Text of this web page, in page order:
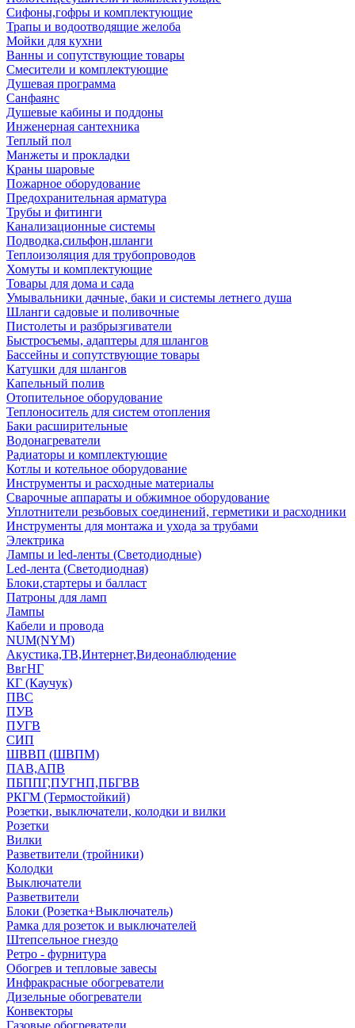
Сифоны,гофры и комплектующие
Трапы и водоотводящие желоба
Мойки для кухни
Ванны и сопутствующие товары
Смесители и комплектующие
Душевая программа
Санфаянс
Душевые кабины и поддоны
Инженерная сантехника
Теплый пол
Манжеты и прокладки
Краны шаровые
Пожарное оборудование
Предохранительная арматура
Трубы и фитинги
Канализационные системы
Подводка,сильфон,шланги
Теплоизоляция для трубопроводов
Хомуты и комплектующие
Товары для дома и сада
Умывальники дачные, баки и системы летнего душа
Шланги садовые и поливочные
Пистолеты и разбрызгиватели
Быстросъемы, адаптеры для шлангов
Бассейны и сопутствующие товары
Катушки для шлангов
Капельный полив
Отопительное оборудование
Теплоноситель для систем отопления
Баки расширительные
Водонагреватели
Радиаторы и комплектующие
Котлы и котельное оборудование
Инструменты и расходные материалы
Сварочные аппараты и обжимное оборудование
Уплотнители резьбовых соединений, герметики и расходники
Инструменты для монтажа и ухода за трубами
Электрика
Лампы и led-ленты (Светодиодные)
Led-лента (Светодиодная)
Блоки,стартеры и балласт
Патроны для ламп
Лампы
Кабели и провода
NUM(NYM)
Акустика,ТВ,Интернет,Видеонаблюдение
ВвгНГ
КГ (Каучук)
ПВС
ПУВ
ПУГВ
СИП
ШВВП (ШВПМ)
ПАВ,АПВ
ПБППГ,ПУГНП,ПБГВВ
РКГМ (Термостойкий)
Розетки, выключатели, колодки и вилки
Розетки
Вилки
Разветвители (тройники)
Колодки
Выключатели
Разветвители
Блоки (Розетка+Выключатель)
Рамка для розеток и выключателей
Штепсельное гнездо
Ретро - фурнитура
Обогрев и тепловые завесы
Инфракрасные обогреватели
Дизельные обогреватели
Конвекторы
Газовые обогреватели